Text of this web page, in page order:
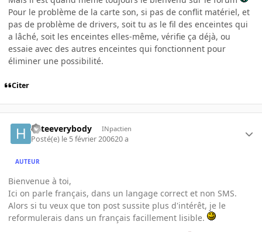
Pour le problème de la carte son, si pas de conflit matériel, et
pas de problème de drivers, soit tu as le fil des enceintes qui
a lâché, soit les enceintes elles-même, vérifie ça déjà, ou
essaie avec des autres enceintes qui fonctionnent pour
éliminer une possibilité.
Citer
hateeverybody INpactien
Posté(e) le 5 février 200620 a
AUTEUR
Bienvenue à toi,
Ici on parle français, dans un langage correct et non SMS.
Alors si tu veux que ton post sussite plus d'intérêt, je le
reformulerais dans un français facillement lisible.